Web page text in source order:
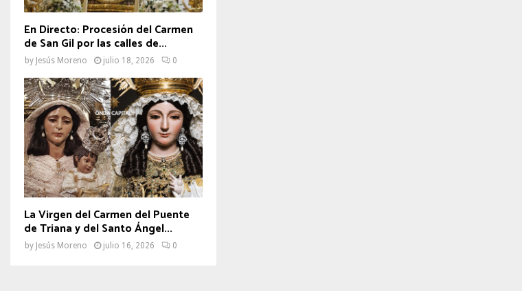
En Directo: Procesión del Carmen
de San Gil por las calles de...
by Jesús Moreno julio 18, 2026 0
La Virgen del Carmen del Puente
de Triana y del Santo Ángel...
by Jesús Moreno julio 16, 2026 0